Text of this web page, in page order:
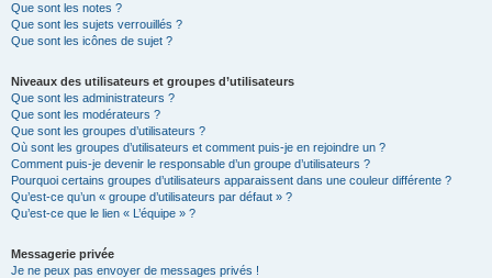
Que sont les notes ?
Que sont les sujets verrouillés ?
Que sont les icônes de sujet ?
Niveaux des utilisateurs et groupes d’utilisateurs
Que sont les administrateurs ?
Que sont les modérateurs ?
Que sont les groupes d’utilisateurs ?
Où sont les groupes d’utilisateurs et comment puis-je en rejoindre un ?
Comment puis-je devenir le responsable d’un groupe d’utilisateurs ?
Pourquoi certains groupes d’utilisateurs apparaissent dans une couleur différente ?
Qu’est-ce qu’un « groupe d’utilisateurs par défaut » ?
Qu’est-ce que le lien « L’équipe » ?
Messagerie privée
Je ne peux pas envoyer de messages privés !